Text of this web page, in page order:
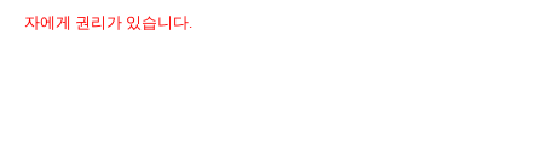
자에게 권리가 있습니다.